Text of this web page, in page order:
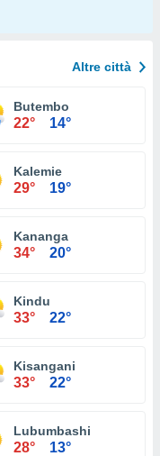
Altre città
Butembo
22° 14°
Kalemie
29° 19°
Kananga
34° 20°
Kindu
33° 22°
Kisangani
33° 22°
Lubumbashi
28° 13°